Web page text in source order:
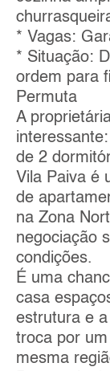
* Vagas:
* Situação:
ordem para
Permuta
A
de 2
Vila Paiva é
de
na Zona
negociação
condições.
É uma
casa
estrutura e
troca por
mesma